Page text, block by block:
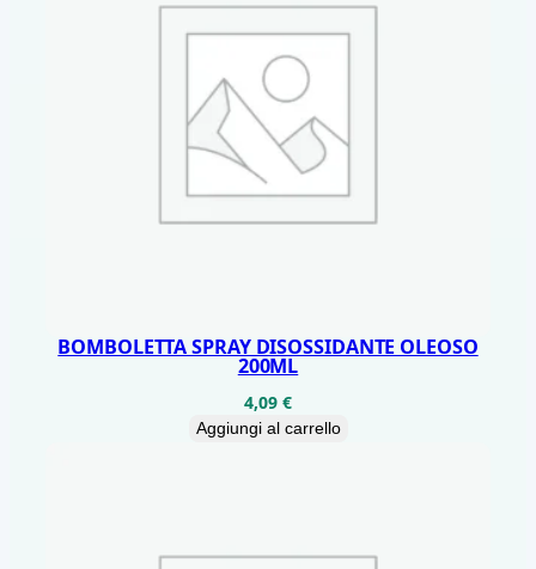
BOMBOLETTA SPRAY DISOSSIDANTE OLEOSO
200ML
4,09 €
Aggiungi al carrello